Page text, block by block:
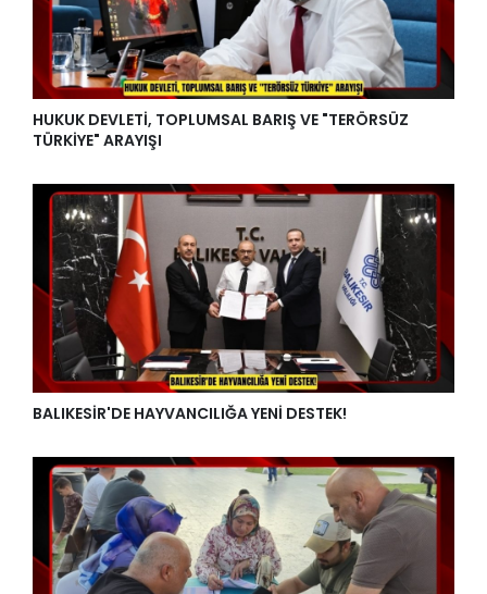
HUKUK DEVLETİ, TOPLUMSAL BARIŞ VE "TERÖRSÜZ
TÜRKİYE" ARAYIŞI
BALIKESİR'DE HAYVANCILIĞA YENİ DESTEK!